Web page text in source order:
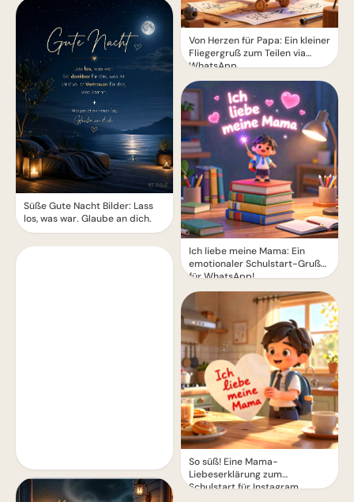
Süße Gute Nacht Bilder: Lass
los, was war. Glaube an dich.
Von Herzen für Papa: Ein kleiner
Fliegergruß zum Teilen via
WhatsApp
Ich liebe meine Mama: Ein
emotionaler Schulstart-Gruß
für WhatsApp!
So süß! Eine Mama-
Liebeserklärung zum
Schulstart für Instagram